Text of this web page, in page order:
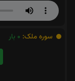
سوره ملک: 0 بار